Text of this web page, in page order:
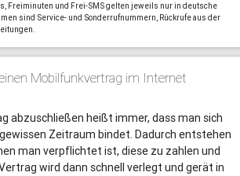
Freiminuten und Frei-SMS gelten jeweils nur in deutsche
sind Service- und Sonderrufnummern, Rückrufe aus der
Mobilfunkvertrag im Internet
abzuschließen heißt immer, dass man sich
Zeitraum bindet. Dadurch entstehen
man verpflichtet ist, diese zu zahlen und
wird dann schnell verlegt und gerät in